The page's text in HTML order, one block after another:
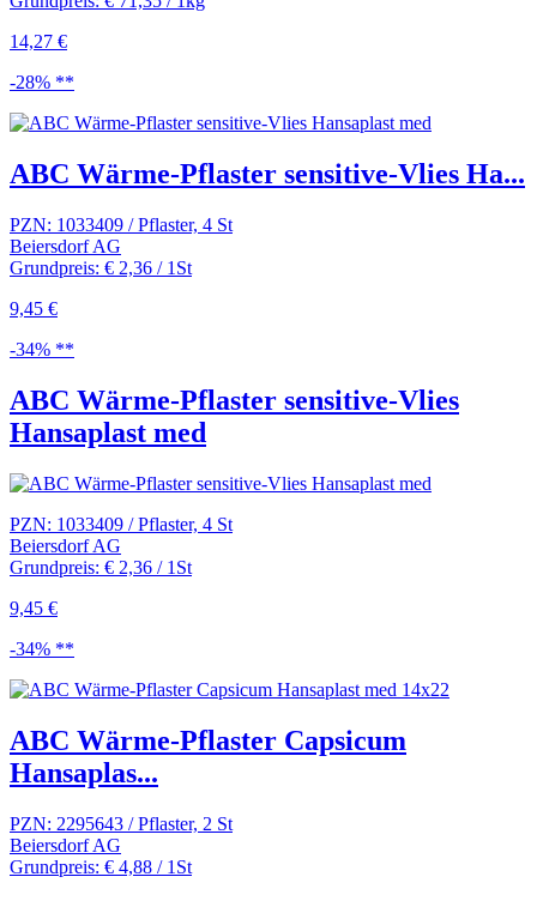
14,27 €
-28% **
ABC Wärme-Pflaster sensitive-Vlies Ha...
PZN: 1033409 / Pflaster, 4 St
Beiersdorf AG
Grundpreis: € 2,36 / 1St
9,45 €
-34% **
ABC Wärme-Pflaster sensitive-Vlies
Hansaplast med
PZN: 1033409 / Pflaster, 4 St
Beiersdorf AG
Grundpreis: € 2,36 / 1St
9,45 €
-34% **
ABC Wärme-Pflaster Capsicum
Hansaplas...
PZN: 2295643 / Pflaster, 2 St
Beiersdorf AG
Grundpreis: € 4,88 / 1St